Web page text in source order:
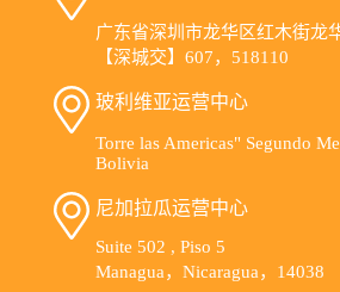
广东省深圳市龙华区红木街龙
【深城交】607，518110
玻利维亚运营中心
Torre las Americas" Segundo
Bolivia
尼加拉瓜运营中心
Suite 502 , Piso 5
Managua，Nicaragua，14038